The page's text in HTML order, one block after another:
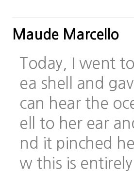
Maude Marcello
Today, I went
ea shell and
can hear the
ell to her ear
nd it pinched
w this is